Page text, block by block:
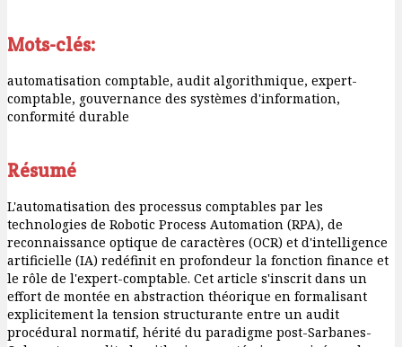
Mots-clés:
automatisation comptable, audit algorithmique, expert-
comptable, gouvernance des systèmes d'information,
conformité durable
Résumé
L'automatisation des processus comptables par les
technologies de Robotic Process Automation (RPA), de
reconnaissance optique de caractères (OCR) et d'intelligence
artificielle (IA) redéfinit en profondeur la fonction finance et
le rôle de l'expert-comptable. Cet article s'inscrit dans un
effort de montée en abstraction théorique en formalisant
explicitement la tension structurante entre un audit
procédural normatif, hérité du paradigme post-Sarbanes-